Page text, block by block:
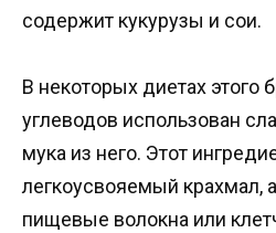
содержит кукурузы и сои.
В некоторых диетах этого
углеводов использован
мука из него. Этот
легкоусвояемый крахмал,
пищевые волокна или